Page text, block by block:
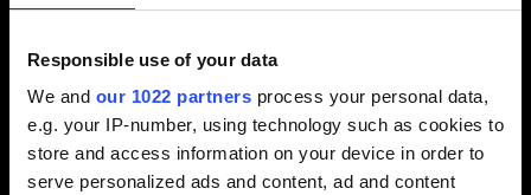
Responsible use of your data
We and our 1022 partners process your personal data,
e.g. your IP-number, using technology such as cookies to
store and access information on your device in order to
serve personalized ads and content, ad and content
oder ganz zu vermeiden.